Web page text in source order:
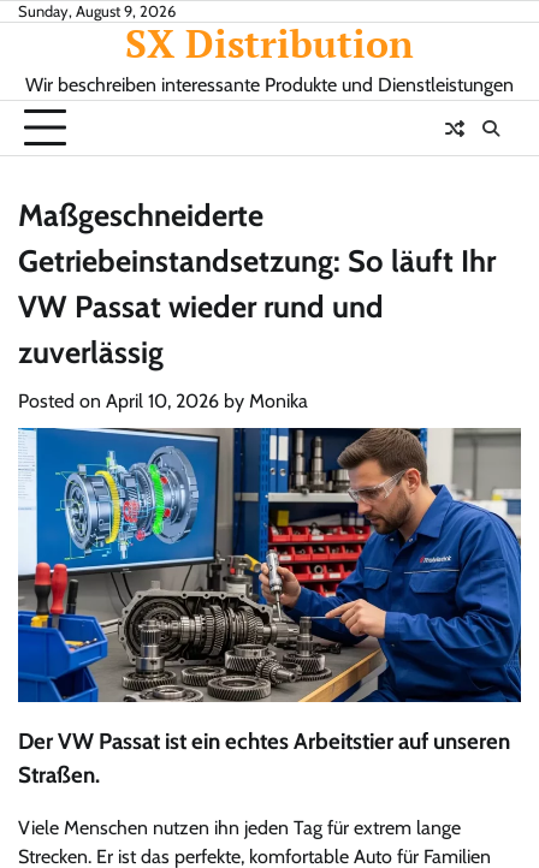
SkipSunday, August 9, 2026
SX Distribution
Wir beschreiben interessante Produkte und Dienstleistungen
Maßgeschneiderte
Getriebeinstandsetzung: So läuft Ihr
VW Passat wieder rund und
zuverlässig
Posted on April 10, 2026 by Monika
Der VW Passat ist ein echtes Arbeitstier auf unseren
Straßen.
Viele Menschen nutzen ihn jeden Tag für extrem lange
Strecken. Er ist das perfekte, komfortable Auto für Familien